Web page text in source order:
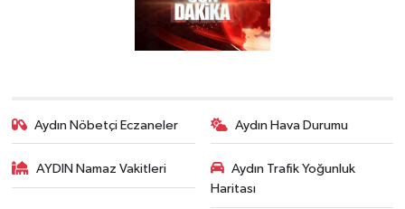
Aydın Nöbetçi Eczaneler Aydın Hava Durumu
AYDIN Namaz Vakitleri
Aydın Trafik Yoğunluk
Haritası